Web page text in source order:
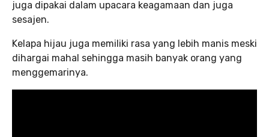
juga dipakai dalam upacara keagamaan dan juga
sesajen.
Kelapa hijau juga memiliki rasa yang lebih manis meski
dihargai mahal sehingga masih banyak orang yang
menggemarinya.